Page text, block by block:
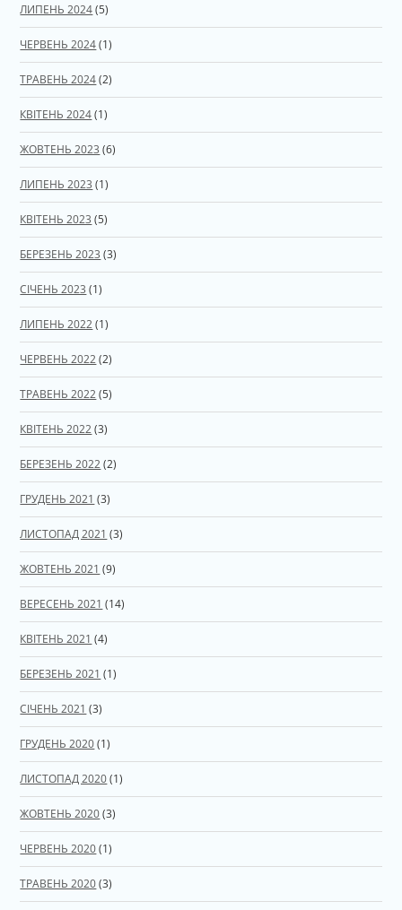
ЛИПЕНЬ 2024(5)
ЧЕРВЕНЬ 2024(1)
ТРАВЕНЬ 2024(2)
КВІТЕНЬ 2024(1)
ЖОВТЕНЬ 2023 (6)
ЛИПЕНЬ 2023 (1)
КВІТЕНЬ 2023 (5)
БЕРЕЗЕНЬ 2023 (3)
СІЧЕНЬ 2023 (1)
ЛИПЕНЬ 2022(1)
ЧЕРВЕНЬ 2022(2)
ТРАВЕНЬ 2022(5)
КВІТЕНЬ 2022(3)
БЕРЕЗЕНЬ 2022(2)
ГРУДЕНЬ 2021 (3)
ЛИСТОПАД 2021 (3)
ЖОВТЕНЬ 2021 (9)
ВЕРЕСЕНЬ 2021 (14)
КВІТЕНЬ 2021 (4)
БЕРЕЗЕНЬ 2021 (1)
СІЧЕНЬ 2021 (3)
ГРУДЕНЬ 2020(1)
ЛИСТОПАД 2020(1)
ЖОВТЕНЬ 2020(3)
ЧЕРВЕНЬ 2020(1)
ТРАВЕНЬ 2020(3)